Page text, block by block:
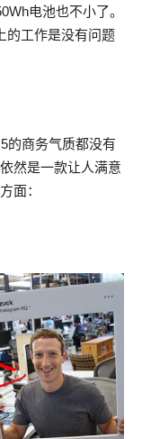
电池也不小了。
的工作是没有问题
的商务气质都没有
然是一款让人满意
面：